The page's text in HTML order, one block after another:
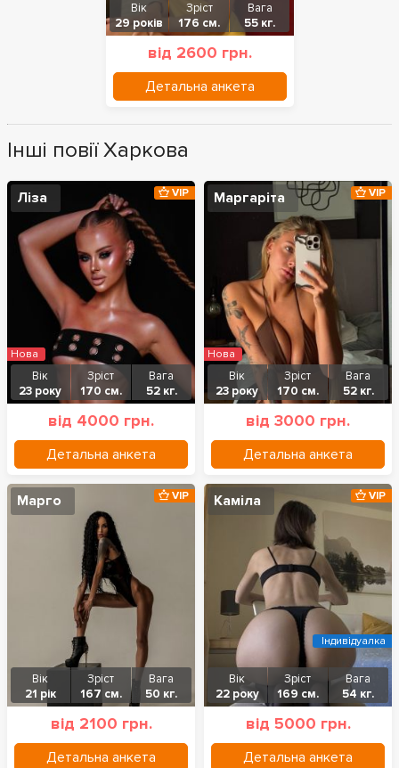
Вік
29 років
Зріст
176 см.
Вага
55 кг.
від 2600 грн.
Детальна анкета
Інші повії Харкова
Ліза
Вік
23 року
Зріст
170 см.
Вага
52 кг.
від 4000 грн.
Детальна анкета
VIP
Нова
Маргаріта
Вік
23 року
Зріст
170 см.
Вага
52 кг.
від 3000 грн.
Детальна анкета
VIP
Нова
Марго
Вік
21 рік
Зріст
167 см.
Вага
50 кг.
від 2100 грн.
Детальна анкета
VIP Каміла
Вік
22 року
Зріст
169 см.
Вага
54 кг.
від 5000 грн.
Детальна анкета
VIP
Індивідуалка